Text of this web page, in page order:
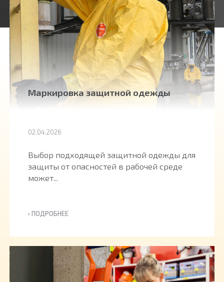
Маркировка защитной одежды
02.04.2026
Выбор подходящей защитной одежды для
защиты от опасностей в рабочей среде
может...
› ПОДРОБНЕЕ